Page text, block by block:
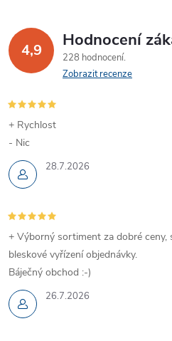
4,9 Hodnocení
228 hodnocení
Zobrazit recenze
28.7.2026
+ Rychlost
- Nic
26.7.2026
+ Výborný sortiment za dobré ceny,
bleskové vyřízení objednávky.
Báječný obchod :-)